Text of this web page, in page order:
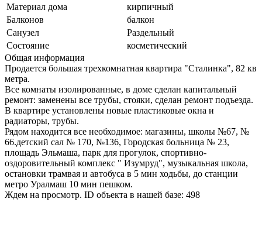
Материал дома
кирпичный
Балконов
балкон
Санузел
Раздельный
Состояние
косметический
Общая информация
Продается большая трехкомнатная квартира "Сталинка", 82 кв
метра.
Все комнаты изолированные, в доме сделан капитальный
ремонт: заменены все трубы, стояки, сделан ремонт подъезда.
В квартире установлены новые пластиковые окна и
радиаторы, трубы.
Рядом находится все необходимое: магазины, школы №67, №
66.детский сал № 170, №136, Городская больница № 23,
площадь Эльмаша, парк для прогулок, спортивно-
оздоровительный комплекс " Изумруд", музыкальная школа,
остановки трамвая и автобуса в 5 мин ходьбы, до станции
метро Уралмаш 10 мин пешком.
Ждем на просмотр. ID объекта в нашей базе: 498